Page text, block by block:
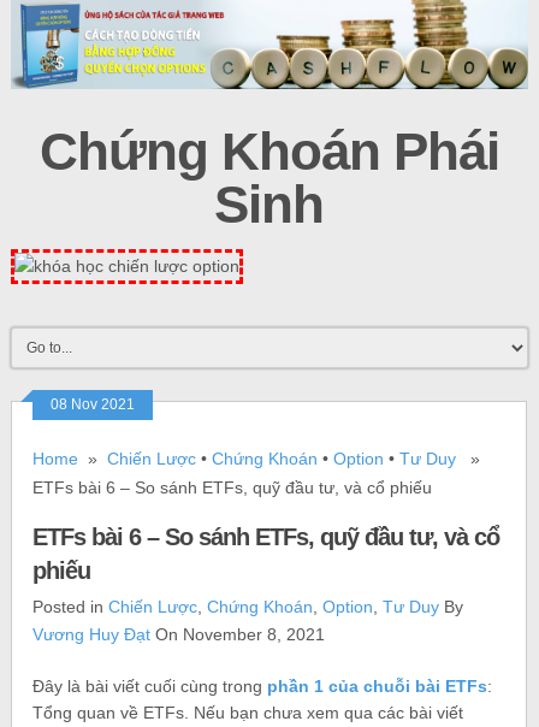
Chứng Khoán Phái
Sinh
08 Nov 2021
Home »Chiến Lược •Chứng Khoán •Option •Tư Duy »
ETFs bài 6 – So sánh ETFs, quỹ đầu tư, và cổ phiếu
ETFs bài 6 – So sánh ETFs, quỹ đầu tư, và cổ
phiếu
Posted inChiến Lược ,Chứng Khoán ,Option ,Tư Duy By
Vương Huy Đạt On November 8, 2021
Đây là bài viết cuối cùng trong phần 1 của chuỗi bài ETFs:
Tổng quan về ETFs. Nếu bạn chưa xem qua các bài viết